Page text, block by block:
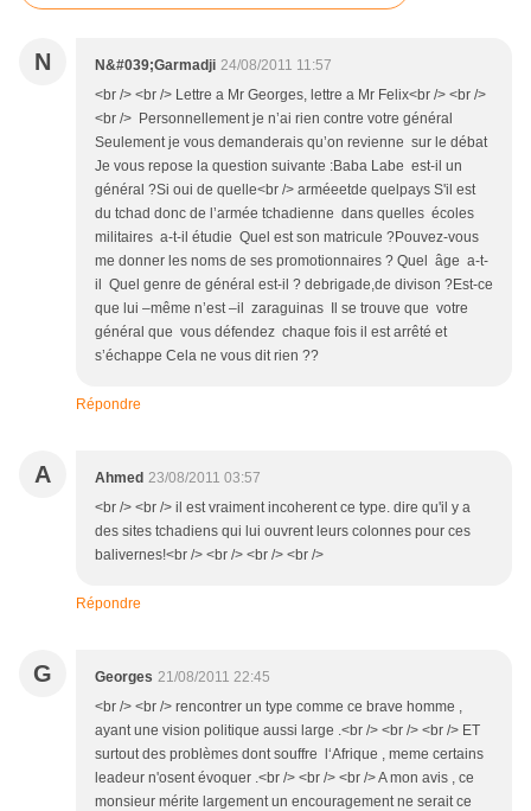
N N&#039;Garmadji 24/08/2011 11:57
<br /> <br /> Lettre a Mr Georges, lettre a Mr Felix<br /> <br />
<br /> Personnellement je n’ai rien contre votre général
Seulement je vous demanderais qu’on revienne sur le débat
Je vous repose la question suivante :Baba Labe est-il un
général ?Si oui de quelle<br /> arméeetde quelpays S'il est
du tchad donc de l’armée tchadienne dans quelles écoles
militaires a-t-il étudie Quel est son matricule ?Pouvez-vous
me donner les noms de ses promotionnaires ? Quel âge a-t-
il Quel genre de général est-il ? debrigade,de divison ?Est-ce
que lui –même n’est –il zaraguinas Il se trouve que votre
général que vous défendez chaque fois il est arrêté et
s’échappe Cela ne vous dit rien ??
Répondre
A Ahmed 23/08/2011 03:57
<br /> <br /> il est vraiment incoherent ce type. dire qu'il y a
des sites tchadiens qui lui ouvrent leurs colonnes pour ces
balivernes!<br /> <br /> <br /> <br />
Répondre
G Georges 21/08/2011 22:45
<br /> <br /> rencontrer un type comme ce brave homme ,
ayant une vision politique aussi large .<br /> <br /> <br /> ET
surtout des problèmes dont souffre l‘Afrique , meme certains
leadeur n'osent évoquer .<br /> <br /> <br /> A mon avis , ce
monsieur mérite largement un encouragement ne serait ce